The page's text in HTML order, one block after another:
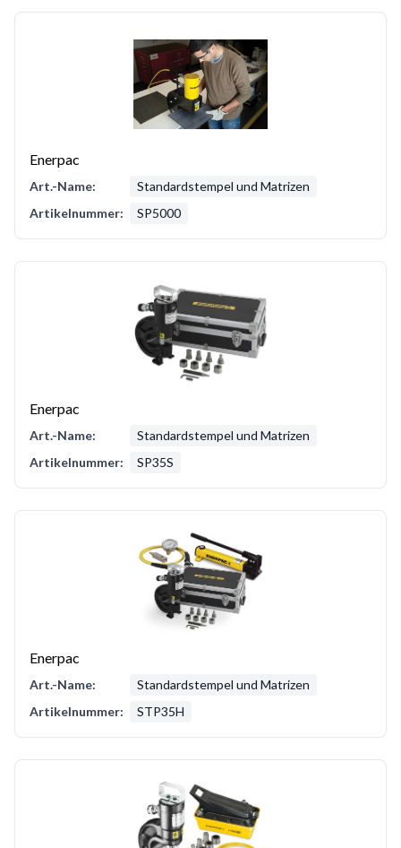
Enerpac
Art.-Name:
Standardstempel und Matrizen
Artikelnummer:
SP5000
Enerpac
Art.-Name:
Standardstempel und Matrizen
Artikelnummer:
SP35S
Enerpac
Art.-Name:
Standardstempel und Matrizen
Artikelnummer:
STP35H